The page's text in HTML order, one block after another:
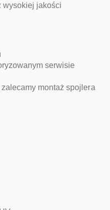
wysokiej jakości
serwisie
montaż spojlera